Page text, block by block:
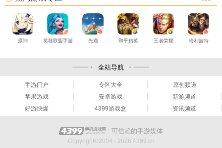
原神 英雄联盟手游 光遇 和平精英 王者荣耀 哈利波特
全站导航
手游门户 专区大全
原创频道
苹果游戏
安卓游戏
新游频道
好游快爆
4399游戏盒 资讯频道
可信赖的手游媒体
Copyright©2004 - 2026 4399.cn